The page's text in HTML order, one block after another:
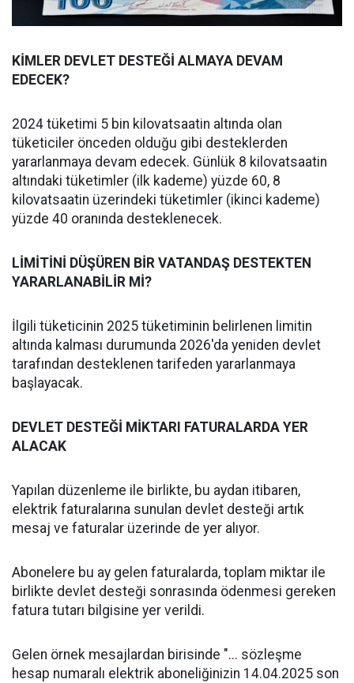
KİMLER DEVLET DESTEĞİ ALMAYA DEVAM
EDECEK?
2024 tüketimi 5 bin kilovatsaatin altında olan
tüketiciler önceden olduğu gibi desteklerden
yararlanmaya devam edecek. Günlük 8 kilovatsaatin
altındaki tüketimler (ilk kademe) yüzde 60, 8
kilovatsaatin üzerindeki tüketimler (ikinci kademe)
yüzde 40 oranında desteklenecek.
LİMİTİNİ DÜŞÜREN BİR VATANDAŞ DESTEKTEN
YARARLANABİLİR Mİ?
İlgili tüketicinin 2025 tüketiminin belirlenen limitin
altında kalması durumunda 2026'da yeniden devlet
tarafından desteklenen tarifeden yararlanmaya
başlayacak.
DEVLET DESTEĞİ MİKTARI FATURALARDA YER
ALACAK
Yapılan düzenleme ile birlikte, bu aydan itibaren,
elektrik faturalarına sunulan devlet desteği artık
mesaj ve faturalar üzerinde de yer alıyor.
Abonelere bu ay gelen faturalarda, toplam miktar ile
birlikte devlet desteği sonrasında ödenmesi gereken
fatura tutarı bilgisine yer verildi.
Gelen örnek mesajlardan birisinde "... sözleşme
hesap numaralı elektrik aboneliğinizin 14.04.2025 son